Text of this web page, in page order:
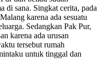
di sana. Singkat cerita, pada
karena ada sesuatu
Sedangkan Pak Pur,
karena ada urusan
tersebut rumah
untuk tinggal dan